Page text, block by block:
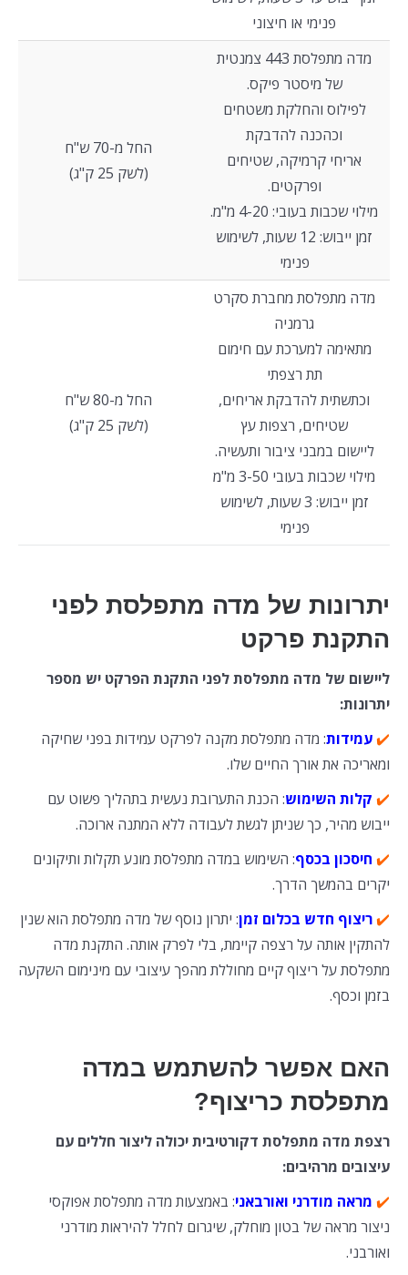
פנימי או חיצוני
מדה מתפלסת 443 צמנטית
של מיסטר פיקס.
לפילוס והחלקת משטחים
וכהכנה להדבקת
אריחי קרמיקה, שטיחים
ופרקטים.
מילוי שכבות בעובי: 4-20 מ"מ.
זמן ייבוש: 12 שעות, לשימוש
פנימי
החל מ-70 ש"ח
(לשק 25 ק"ג)
מדה מתפלסת מחברת סקרט
גרמניה
מתאימה למערכת עם חימום
תת רצפתי
וכתשתית להדבקת אריחים,
שטיחים, רצפות עץ
ליישום במבני ציבור ותעשיה.
מילוי שכבות בעובי 3-50 מ"מ
זמן ייבוש: 3 שעות, לשימוש
פנימי
החל מ-80 ש"ח
(לשק 25 ק"ג)
יתרונות של מדה מתפלסת לפני
התקנת פרקט
ליישום של מדה מתפלסת לפני התקנת הפרקט יש מספר
יתרונות:
✔️עמידות: מדה מתפלסת מקנה לפרקט עמידות בפני שחיקה
ומאריכה את אורך החיים שלו.
✔️ קלות השימוש: הכנת התערובת נעשית בתהליך פשוט עם
ייבוש מהיר, כך שניתן לגשת לעבודה ללא המתנה ארוכה.
✔️ חיסכון בכסף: השימוש במדה מתפלסת מונע תקלות ותיקונים
יקרים בהמשך הדרך.
✔️ריצוף חדש בכלום זמן: יתרון נוסף של מדה מתפלסת הוא שנין
להתקין אותה על רצפה קיימת, בלי לפרק אותה. התקנת מדה
מתפלסת על ריצוף קיים מחוללת מהפך עיצובי עם מינימום השקעה
בזמן וכסף.
האם אפשר להשתמש במדה
מתפלסת כריצוף?
רצפת מדה מתפלסת דקורטיבית יכולה ליצור חללים עם
עיצובים מרהיבים:
✔️ מראה מודרני ואורבאני: באמצעות מדה מתפלסת אפוקסי
ניצור מראה של בטון מוחלק, שיגרום לחלל להיראות מודרני
ואורבני.